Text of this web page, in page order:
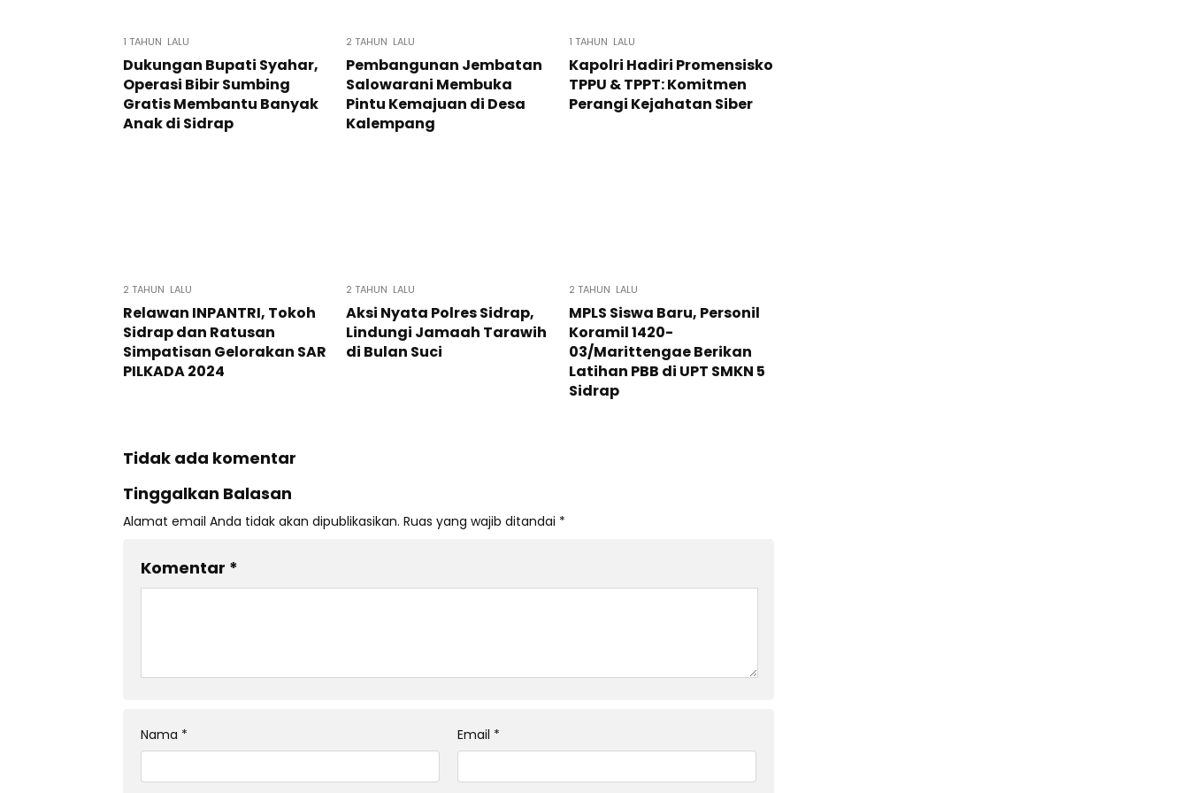
1 TAHUN LALU
Dukungan Bupati Syahar,
Operasi Bibir Sumbing
Gratis Membantu Banyak
Anak di Sidrap
2 TAHUN LALU
Pembangunan Jembatan
Salowarani Membuka
Pintu Kemajuan di Desa
Kalempang
1 TAHUN LALU
Kapolri Hadiri Promensisko
TPPU & TPPT: Komitmen
Perangi Kejahatan Siber
2 TAHUN LALU
Relawan INPANTRI, Tokoh
Sidrap dan Ratusan
Simpatisan Gelorakan SAR
PILKADA 2024
2 TAHUN LALU
Aksi Nyata Polres Sidrap,
Lindungi Jamaah Tarawih
di Bulan Suci
2 TAHUN LALU
MPLS Siswa Baru, Personil
Koramil 1420-
03/Marittengae Berikan
Latihan PBB di UPT SMKN 5
Sidrap
Tidak ada komentar
Tinggalkan Balasan
Alamat email Anda tidak akan dipublikasikan. Ruas yang wajib ditandai *
Komentar *
Nama * Email *